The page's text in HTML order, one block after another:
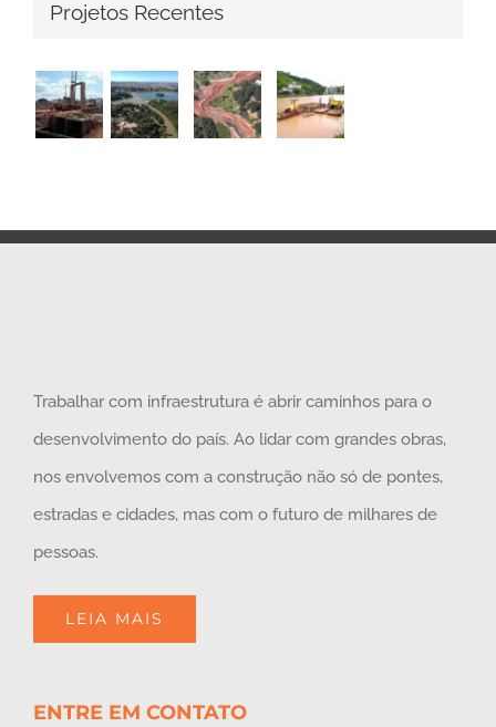
Projetos Recentes
Trabalhar com infraestrutura é abrir caminhos para o
desenvolvimento do país. Ao lidar com grandes obras,
nos envolvemos com a construção não só de pontes,
estradas e cidades, mas com o futuro de milhares de
pessoas.
LEIA MAIS
ENTRE EM CONTATO